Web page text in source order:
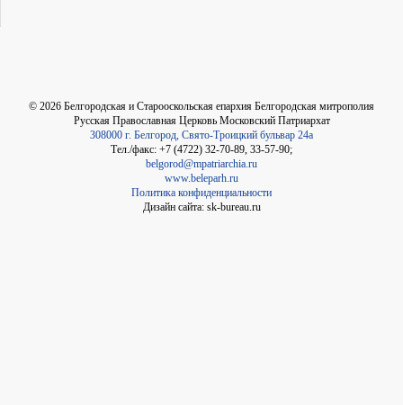
© 2026 Белгородская и Старооскольская епархия Белгородская митрополия
Русская Православная Церковь Московский Патриархат
308000 г. Белгород, Свято-Троицкий бульвар 24а
Тел./факс: +7 (4722) 32-70-89, 33-57-90;
belgorod@mpatriarchia.ru
www.beleparh.ru
Политика конфиденциальности
Дизайн сайта: sk-bureau.ru